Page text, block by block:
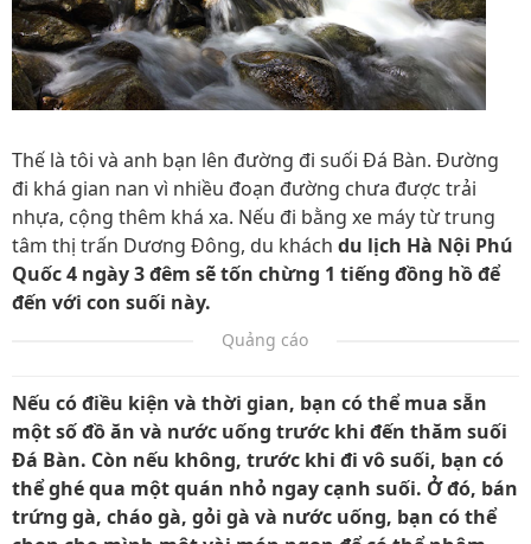
Thế là tôi và anh bạn lên đường đi suối Đá Bàn. Đường
đi khá gian nan vì nhiều đoạn đường chưa được trải
nhựa, cộng thêm khá xa. Nếu đi bằng xe máy từ trung
tâm thị trấn Dương Đông, du khách du lịch Hà Nội Phú
Quốc 4 ngày 3 đêm sẽ tốn chừng 1 tiếng đồng hồ để
đến với con suối này.
Quảng cáo
Nếu có điều kiện và thời gian, bạn có thể mua sẵn
một số đồ ăn và nước uống trước khi đến thăm suối
Đá Bàn. Còn nếu không, trước khi đi vô suối, bạn có
thể ghé qua một quán nhỏ ngay cạnh suối. Ở đó, bán
trứng gà, cháo gà, gỏi gà và nước uống, bạn có thể